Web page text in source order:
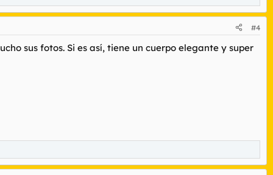
#4
sus fotos. Si es así, tiene un cuerpo elegante y super